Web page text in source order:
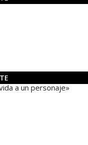
a un personaje»